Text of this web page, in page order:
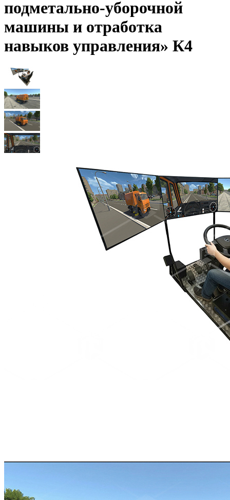
подметально-уборочной
машины и отработка
навыков управления» К4